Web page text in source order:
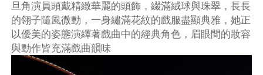
旦角演員頭戴精緻華麗的頭飾，綴滿絨球與珠翠，長長
的翎子隨風微動，一身繡滿花紋的戲服盡顯典雅，她正
以優美的姿態演繹著戲曲中的經典角色，眉眼間的妝容
與動作皆充滿戲曲韻味